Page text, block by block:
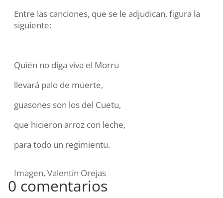
Entre las canciones, que se le adjudican, figura la
siguiente:
Quién no diga viva el Morru
llevará palo de muerte,
guasones son los del Cuetu,
que hicieron arroz con leche,
para todo un regimientu.
Imagen, Valentín Orejas
0 comentarios